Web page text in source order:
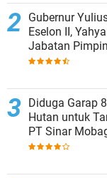
Gubernur
Eselon II,
Jabatan
Diduga Garap
Hutan untuk
PT Sinar
Aparat